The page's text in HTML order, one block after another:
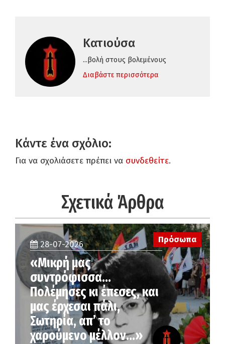
Κατιούσα
...βολή στους βολεμένους
Διαβάστε περισσότερα
Κάντε ένα σχόλιο:
Για να σχολιάσετε πρέπει να συνδεθείτε.
Σχετικά Άρθρα
Πρόσωπα
28-07-2026
«Μικρή μας
συντρόφισσα…
Πολέμησες κι έπεσες, και
μας έρχεσαι πάλι,
Σωτηρία, απ’ το
χαρούμενο μέλλον…»